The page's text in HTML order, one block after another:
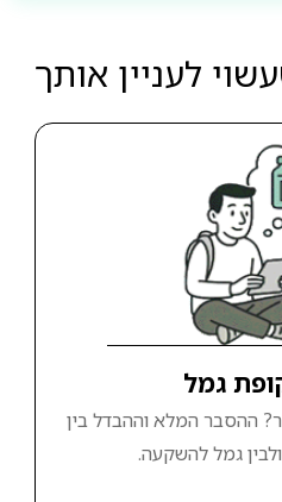
לעניין אותך
גמל
ההסבר המלא וההבדל בין
גמל להשקעה.